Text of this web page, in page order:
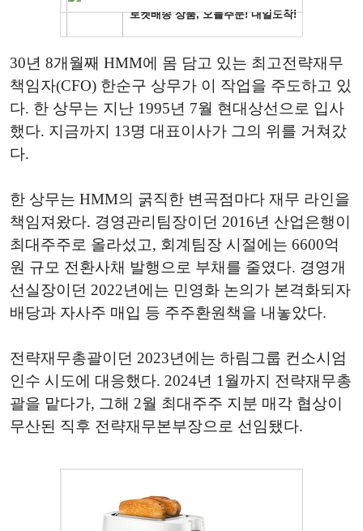
30년 8개월째 HMM에 몸 담고 있는 최고전략재무
책임자(CFO) 한순구 상무가 이 작업을 주도하고 있
다. 한 상무는 지난 1995년 7월 현대상선으로 입사
했다. 지금까지 13명 대표이사가 그의 위를 거쳐갔
다.
한 상무는 HMM의 굵직한 변곡점마다 재무 라인을
책임져왔다. 경영관리팀장이던 2016년 산업은행이
최대주주로 올라섰고, 회계팀장 시절에는 6600억
원 규모 전환사채 발행으로 부채를 줄였다. 경영개
선실장이던 2022년에는 민영화 논의가 본격화되자
배당과 자사주 매입 등 주주환원책을 내놓았다.
전략재무총괄이던 2023년에는 하림그룹 컨소시엄
인수 시도에 대응했다. 2024년 1월까지 전략재무총
괄을 맡다가, 그해 2월 최대주주 지분 매각 협상이
무산된 직후 전략재무본부장으로 선임됐다.